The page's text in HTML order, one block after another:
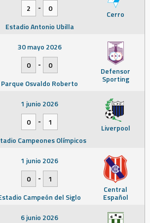
Cerro
2
-
0
Estadio Antonio Ubilla
Defensor
Sporting
30 mayo 2026
0
-
0
Parque Osvaldo Roberto
Liverpool
1 junio 2026
0
-
1
Campeones Olímpicos
Central
Español
1 junio 2026
0
-
1
Campeón del Siglo
6 junio 2026